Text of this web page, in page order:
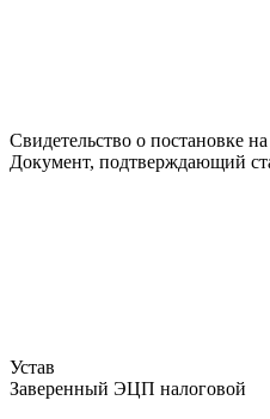
Свидетельство о постановке
Документ, подтверждающий
Устав
Заверенный ЭЦП налоговой